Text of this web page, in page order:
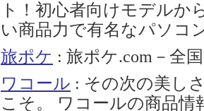
ト！初心者向けモデルか
い商品力で有名なパソコ
旅ポケ : 旅ポケ.com－全
ワコール : その次の美し
こそ。 ワコールの商品情